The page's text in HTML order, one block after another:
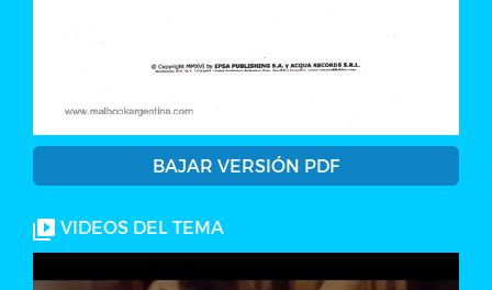
BAJAR VERSIÓN PDF
VIDEOS DEL TEMA